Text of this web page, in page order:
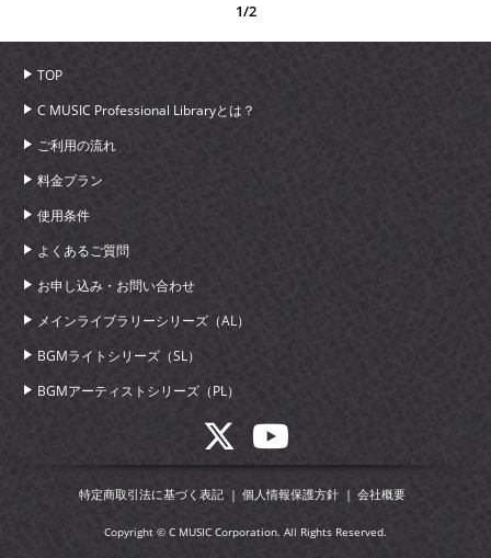
1/2
TOP
C MUSIC Professional Libraryとは？
ご利用の流れ
料金プラン
使用条件
よくあるご質問
お申し込み・お問い合わせ
メインライブラリーシリーズ（AL）
BGMライトシリーズ（SL）
BGMアーティストシリーズ（PL）
特定商取引法に基づく表記 個人情報保護方針 会社概要
Copyright © C MUSIC Corporation. All Rights Reserved.